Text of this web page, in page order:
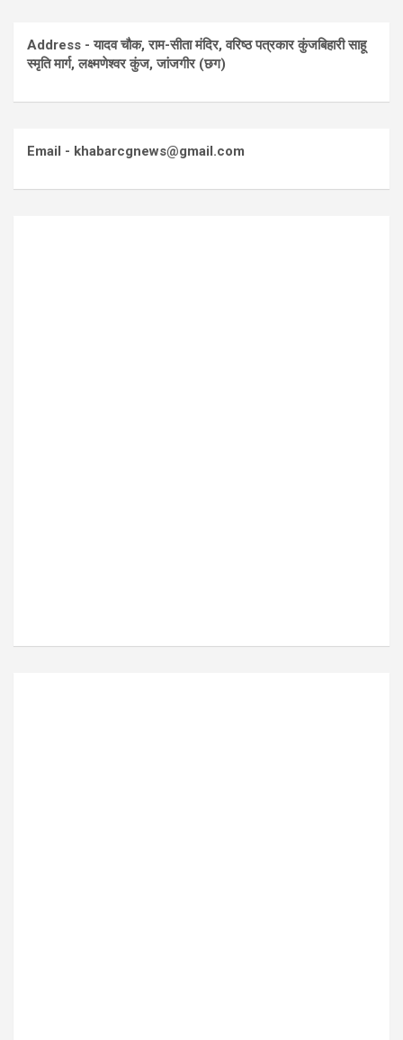
Address - यादव चौक, राम-सीता मंदिर, वरिष्ठ पत्रकार कुंजबिहारी साहू
स्मृति मार्ग, लक्ष्मणेश्वर कुंज, जांजगीर (छग)
Email - khabarcgnews@gmail.com